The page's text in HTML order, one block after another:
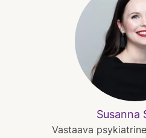
Susanna
Vastaava